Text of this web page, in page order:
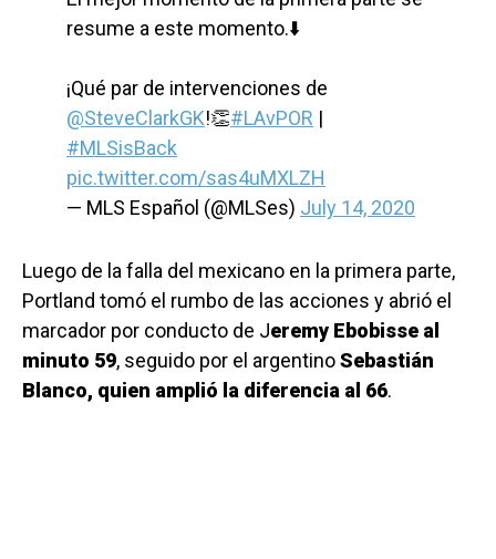
resume a este momento.⬇️
¡Qué par de intervenciones de
@SteveClarkGK!👏#LAvPOR |
#MLSisBack
pic.twitter.com/sas4uMXLZH
— MLS Español (@MLSes) July 14, 2020
Luego de la falla del mexicano en la primera parte,
Portland tomó el rumbo de las acciones y abrió el
marcador por conducto de Jeremy Ebobisse al
minuto 59, seguido por el argentinoSebastián
Blanco, quien amplió la diferencia al 66.